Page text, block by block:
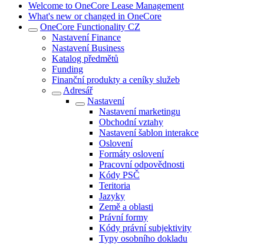
Welcome to OneCore Lease Management
What's new or changed in OneCore
OneCore Functionality CZ
Nastavení Finance
Nastavení Business
Katalog předmětů
Funding
Finanční produkty a ceníky služeb
Adresář
Nastavení
Nastavení marketingu
Obchodní vztahy
Nastavení šablon interakce
Oslovení
Formáty oslovení
Pracovní odpovědnosti
Kódy PSČ
Teritoria
Jazyky
Země a oblasti
Právní formy
Kódy právní subjektivity
Typy osobního dokladu